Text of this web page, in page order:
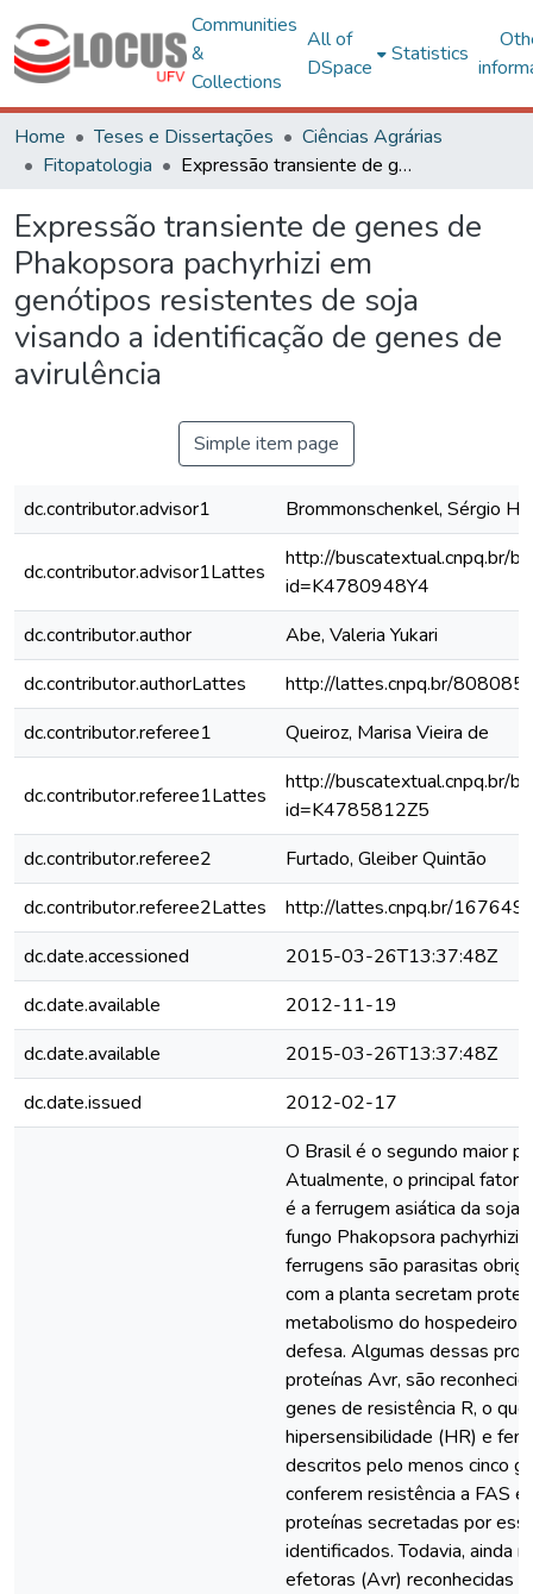
Communities
&
Collections
All of
DSpace
Statistics
Home Teses e Dissertações
Ciências Agrárias
Fitopatologia
Expressão transiente de genes de Phakopsora pachyrhizi em genótipos resistentes de soja visando a identificação de genes de avirulência
Expressão transiente de genes de
Phakopsora pachyrhizi em
genótipos resistentes de soja
visando a identificação de genes de
avirulência
Simple item page
dc.contributor.advisor1 Brommonschenkel, Sérgio
dc.contributor.advisor1Lattes
http://buscatextual.cnpq.br/
id=K4780948Y4
dc.contributor.author
Abe, Valeria Yukari
dc.contributor.authorLattes
http://lattes.cnpq.br/
dc.contributor.referee1
Queiroz, Marisa Vieira de
dc.contributor.referee1Lattes
http://buscatextual.cnpq.br/
id=K4785812Z5
dc.contributor.referee2
Furtado, Gleiber Quintão
dc.contributor.referee2Lattes
http://lattes.cnpq.br/
dc.date.accessioned
2015-03-26T13:37:48Z
dc.date.available
2012-11-19
dc.date.available
2015-03-26T13:37:48Z
dc.date.issued
2012-02-17
O Brasil é o segundo maior
Atualmente, o principal fator
é a ferrugem asiática da soja
fungo Phakopsora
ferrugens são parasitas
com a planta secretam
metabolismo do hospedeiro
defesa. Algumas dessas
proteínas Avr, são
genes de resistência R, o
hipersensibilidade (HR) e
descritos pelo menos cinco
conferem resistência a FAS
proteínas secretadas por
identificados. Todavia, ainda
efetoras (Avr) reconhecidas